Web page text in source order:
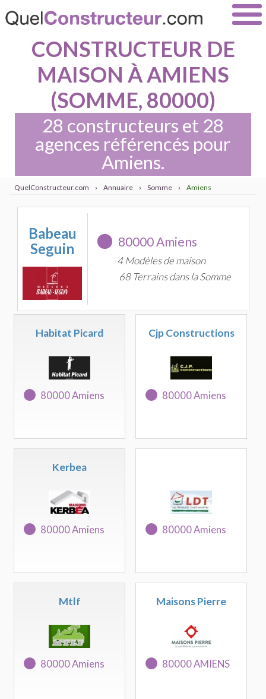
CONSTRUCTEUR DE
MAISON À AMIENS
(SOMME, 80000)
28 constructeurs et 28
agences référencés pour
Amiens.
QuelConstructeur.com › Annuaire › Somme › Amiens
Babeau
Seguin
80000 Amiens
4 Modèles de maison
68 Terrains dans la Somme
Habitat Picard
80000 Amiens
Cjp Constructions
80000 Amiens
Kerbea
80000 Amiens 80000 Amiens
Mtlf
80000 Amiens
Maisons Pierre
80000 AMIENS